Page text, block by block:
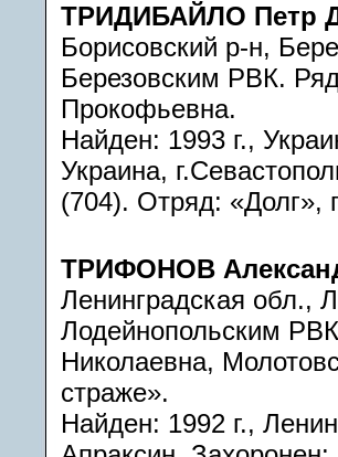
ТРИДИБАЙЛО Петр
Борисовский р-н,
Березовским РВК.
Прокофьевна.
Найден: 1993 г.,
Украина,
(704). Отряд: «Долг»,
ТРИФОНОВ
Ленинградская обл.,
Лодейнопольским
Николаевна,
страже».
Найден: 1992 г.,